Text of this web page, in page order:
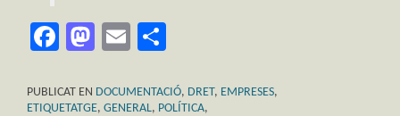
Facebook
Mastodon
Email
PUBLICAT EN DOCUMENTACIÓ, DRET, EMPRESES,
ETIQUETATGE, GENERAL, POLÍTICA,